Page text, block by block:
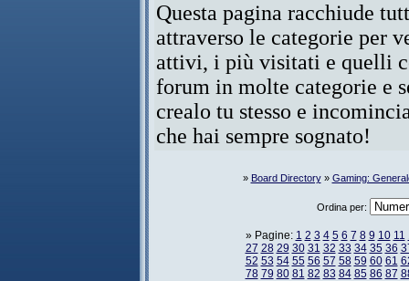
Questa pagina racchiude
attraverso le categorie per
attivi, i più visitati e quelli
forum in molte categorie e
crealo tu stesso e
che hai sempre sognato!
» Board Directory» Gaming:
Ordina per:
» Pagine: 1 2 3 4 5 6 7 8 9 10 11
27 28 29 30 31 32 33 34 35 36
52 53 54 55 56 57 58 59 60 61
78 79 80 81 82 83 84 85 86 87